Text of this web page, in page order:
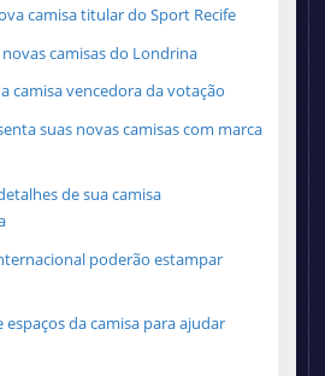
camisa titular do Sport Recife
camisas do Londrina
camisa vencedora da votação
suas novas camisas com marca
de sua camisa
poderão estampar
espaços da camisa para ajudar